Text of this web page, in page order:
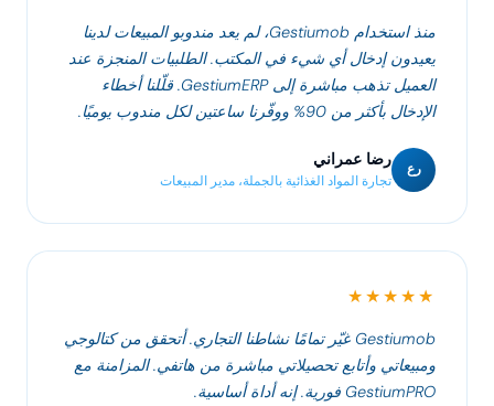
منذ استخدام Gestiumob، لم يعد مندوبو المبيعات لدينا
يعيدون إدخال أي شيء في المكتب. الطلبيات المنجزة عند
العميل تذهب مباشرة إلى GestiumERP. قلّلنا أخطاء
الإدخال بأكثر من 90% ووفّرنا ساعتين لكل مندوب يوميًا.
رع رضا عمراني
تجارة المواد الغذائية بالجملة، مدير المبيعات
★★★★★
Gestiumob غيّر تمامًا نشاطنا التجاري. أتحقق من كتالوجي
ومبيعاتي وأتابع تحصيلاتي مباشرة من هاتفي. المزامنة مع
GestiumPRO فورية. إنه أداة أساسية.